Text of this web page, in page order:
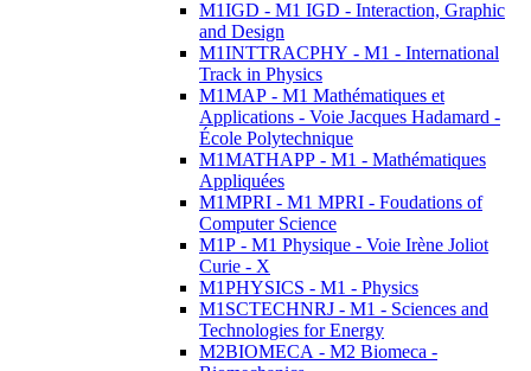
M1IGD - M1 IGD - Interaction, Graphic
and Design
M1INTTRACPHY - M1 - International
Track in Physics
M1MAP - M1 Mathématiques et
Applications - Voie Jacques Hadamard -
École Polytechnique
M1MATHAPP - M1 - Mathématiques
Appliquées
M1MPRI - M1 MPRI - Foudations of
Computer Science
M1P - M1 Physique - Voie Irène Joliot
Curie - X
M1PHYSICS - M1 - Physics
M1SCTECHNRJ - M1 - Sciences and
Technologies for Energy
M2BIOMECA - M2 Biomeca -